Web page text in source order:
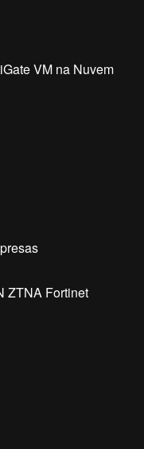
VM na Nuvem
ZTNA Fortinet